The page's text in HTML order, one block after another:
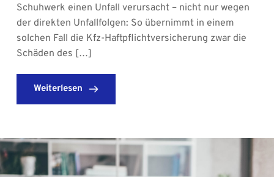
Schuhwerk einen Unfall verursacht – nicht nur wegen
der direkten Unfallfolgen: So übernimmt in einem
solchen Fall die Kfz-Haftpflichtversicherung zwar die
Schäden des […]
Weiterlesen